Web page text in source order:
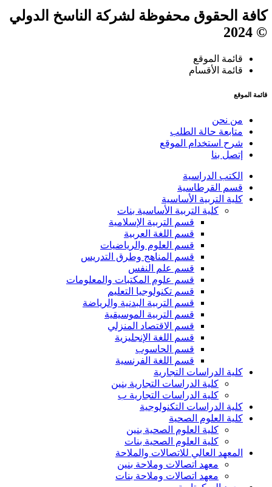
كافة الحقوق محفوظة لشركة الناسخ الدولي
© 2024
قائمة الموقع
قائمة الأقسام
قائمة الموقع
من نحن
متابعة حالة الطلب
شرح استخدام الموقع
إتصل بنا
الكتب الدراسية
قسم القرطاسية
كلية التربية الأساسية
كلية التربية الأساسية بنات
قسم التربية الإسلامية
قسم اللغة العربية
قسم العلوم والرياضيات
قسم المناهج وطرق التدريس
قسم علم النفس
قسم علوم المكتبات والمعلومات
قسم تكنولوجيا التعليم
قسم التربية البدنية والرياضة
قسم التربية الموسيقية
قسم الاقتصاد المنزلي
قسم اللغة الإنجليزية
قسم الحاسوب
قسم اللغة الفرنسية
كلية الدراسات التجارية
كلية الدراسات التجارية بنين
كلية الدراسات التجارية ب
كلية الدراسات التكنولوجية
كلية العلوم الصحية
كلية العلوم الصحية بنين
كلية العلوم الصحية بنات
المعهد العالي للاتصالات والملاحة
معهد اتصالات وملاحة بنين
معهد اتصالات وملاحة بنات